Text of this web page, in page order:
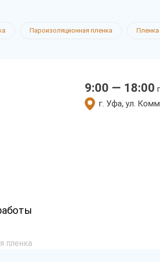
Пароизоляционная пленка Пленка
9:00 — 18:00
г. Уфа, ул.
пленка